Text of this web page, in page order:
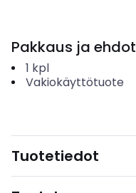
Pakkaus ja ehdot
1 kpl
Vakiokäyttötuote
Tuotetiedot